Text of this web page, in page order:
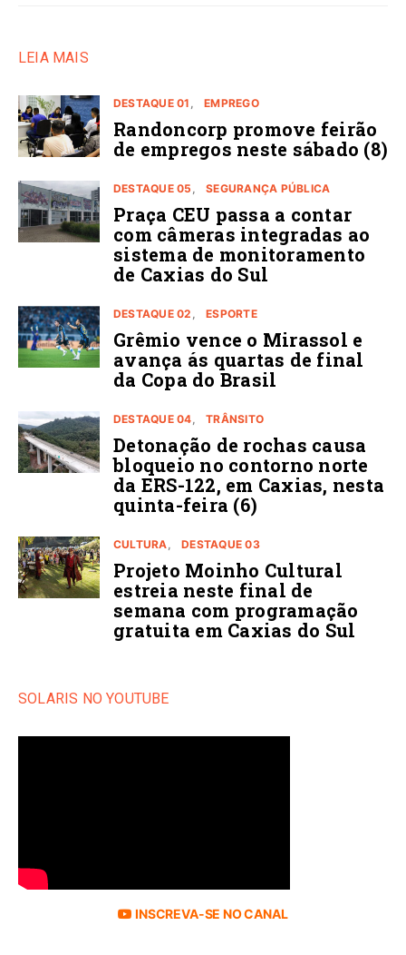
LEIA MAIS
DESTAQUE 01 EMPREGO
Randoncorp promove feirão
de empregos neste sábado (8)
DESTAQUE 05 SEGURANÇA PÚBLICA
Praça CEU passa a contar
com câmeras integradas ao
sistema de monitoramento
de Caxias do Sul
DESTAQUE 02 ESPORTE
Grêmio vence o Mirassol e
avança ás quartas de final
da Copa do Brasil
DESTAQUE 04 TRÂNSITO
Detonação de rochas causa
bloqueio no contorno norte
da ERS-122, em Caxias, nesta
quinta-feira (6)
CULTURA DESTAQUE 03
Projeto Moinho Cultural
estreia neste final de
semana com programação
gratuita em Caxias do Sul
SOLARIS NO YOUTUBE
INSCREVA-SE NO CANAL